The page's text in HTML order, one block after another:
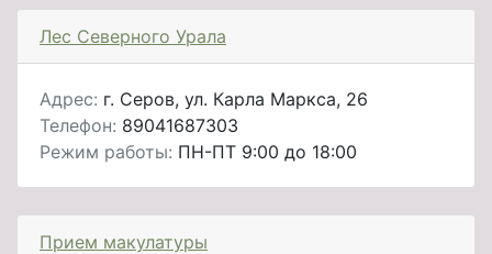
Лес Северного Урала
Адрес: г. Серов, ул. Карла Маркса, 26
Телефон: 89041687303
Режим работы: ПН-ПТ 9:00 до 18:00
Прием макулатуры